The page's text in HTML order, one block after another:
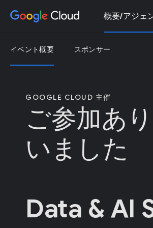
概要/アジェ
イベント概要 スポンサー
GOOGLE CLOUD 主催
ご参加あ
いました
Data & AI